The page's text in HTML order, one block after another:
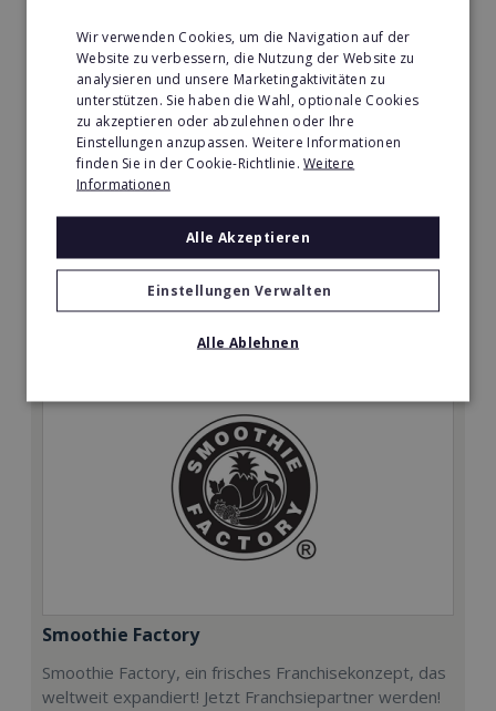
Success Addition
Der Partner für Vertriebs- und Marketingsysteme.
Min. Eigenkapital:
Merken
Smoothie Factory
Smoothie Factory, ein frisches Franchisekonzept, das
weltweit expandiert! Jetzt Franchsiepartner werden!
Wir verwenden Cookies, um die Navigation auf der
Website zu verbessern, die Nutzung der Website zu
analysieren und unsere Marketingaktivitäten zu
unterstützen. Sie haben die Wahl, optionale Cookies
zu akzeptieren oder abzulehnen oder Ihre
Einstellungen anzupassen. Weitere Informationen
finden Sie in der Cookie-Richtlinie.Weitere
Informationen
Alle Akzeptieren
Einstellungen Verwalten
Alle Ablehnen